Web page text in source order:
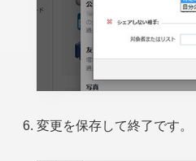
変更を保存して終了です。